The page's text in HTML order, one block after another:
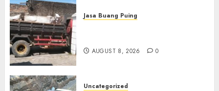
Jasa Buang Puing
AUGUST 8, 2026 0
Uncategorized